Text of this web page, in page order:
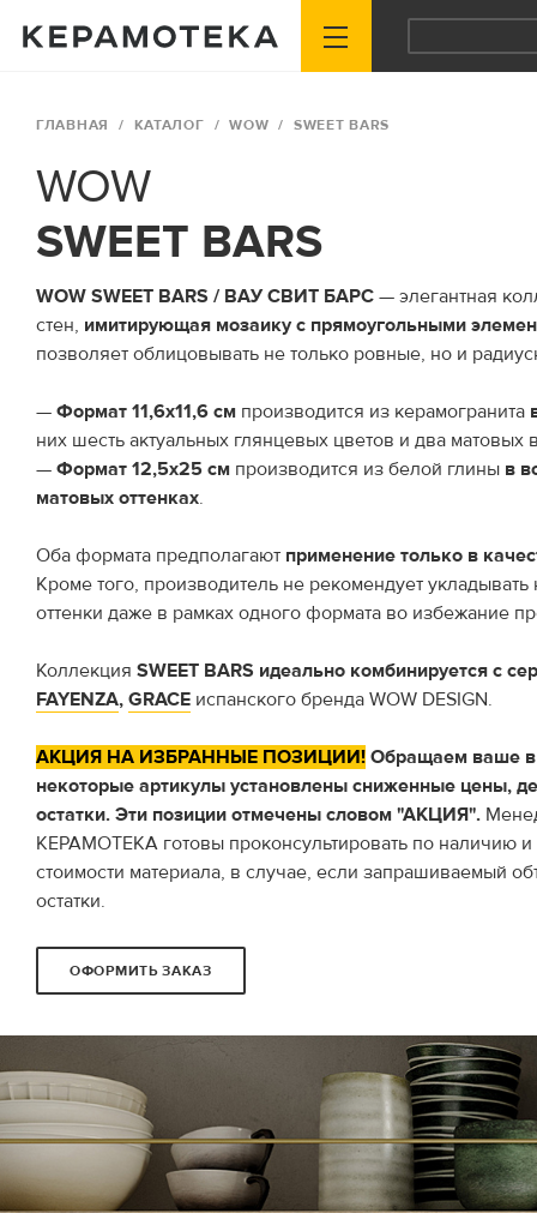
ГЛАВНАЯ КАТАЛОГ WOW SWEET BARS
WOW
SWEET BARS
WOW SWEET BARS / ВАУ СВИТ БАРС — элегантная
стен, имитирующая мозаику с прямоугольными
позволяет облицовывать не только ровные, но и
— Формат 11,6х11,6 см производится из керамогранита
них шесть актуальных глянцевых цветов и два матовых в
— Формат 12,5х25 см производится из белой глины в
матовых оттенках.
Оба формата предполагают применение только в
Кроме того, производитель не рекомендует
оттенки даже в рамках одного формата во избежание
Коллекция SWEET BARS идеально комбинируется с
FAYENZA, GRACE испанского бренда WOW DESIGN.
АКЦИЯ НА ИЗБРАННЫЕ ПОЗИЦИИ! Обращаем ваше
некоторые артикулы установлены сниженные цены,
остатки. Эти позиции отмечены словом "АКЦИЯ".
КЕРАМОТЕКА готовы проконсультировать по наличию и
стоимости материала, в случае, если запрашиваемый
остатки.
ОФОРМИТЬ ЗАКАЗ